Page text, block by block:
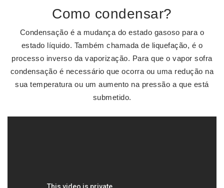
Como condensar?
Condensação é a mudança do estado gasoso para o
estado líquido. Também chamada de liquefação, é o
processo inverso da vaporização. Para que o vapor sofra
condensação é necessário que ocorra ou uma redução na
sua temperatura ou um aumento na pressão a que está
submetido.